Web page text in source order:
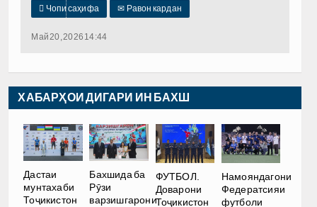
 Чопи саҳифа ✉ Равон кардан
Май 20, 2026 14:44
ХАБАРҲОИ ДИГАРИ ИН БАХШ
Дастаи
мунтахаби
Тоҷикистон
Бахшида ба
Рӯзи
варзишгарони
ФУТБОЛ.
Доварони
Тоҷикистон
Намояндагони
Федератсияи
футболи